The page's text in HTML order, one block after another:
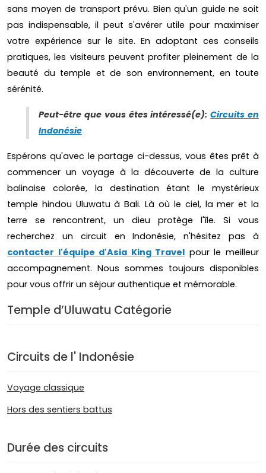
sans moyen de transport prévu. Bien qu'un guide ne soit
pas indispensable, il peut s'avérer utile pour maximiser
votre expérience sur le site. En adoptant ces conseils
pratiques, les visiteurs peuvent profiter pleinement de la
beauté du temple et de son environnement, en toute
sérénité.
Peut-être que vous êtes intéressé(e):Circuits en
Indonésie
Espérons qu'avec le partage ci-dessus, vous êtes prêt à
commencer un voyage à la découverte de la culture
balinaise colorée, la destination étant le mystérieux
temple hindou Uluwatu à Bali. Là où le ciel, la mer et la
terre se rencontrent, un dieu protège l'île. Si vous
recherchez un circuit en Indonésie, n'hésitez pas à
contacter l'équipe d'Asia King Travel pour le meilleur
accompagnement. Nous sommes toujours disponibles
pour vous offrir un séjour authentique et mémorable.
Temple d’Uluwatu Catégorie
Circuits de l' Indonésie
Voyage classique
Hors des sentiers battus
Durée des circuits